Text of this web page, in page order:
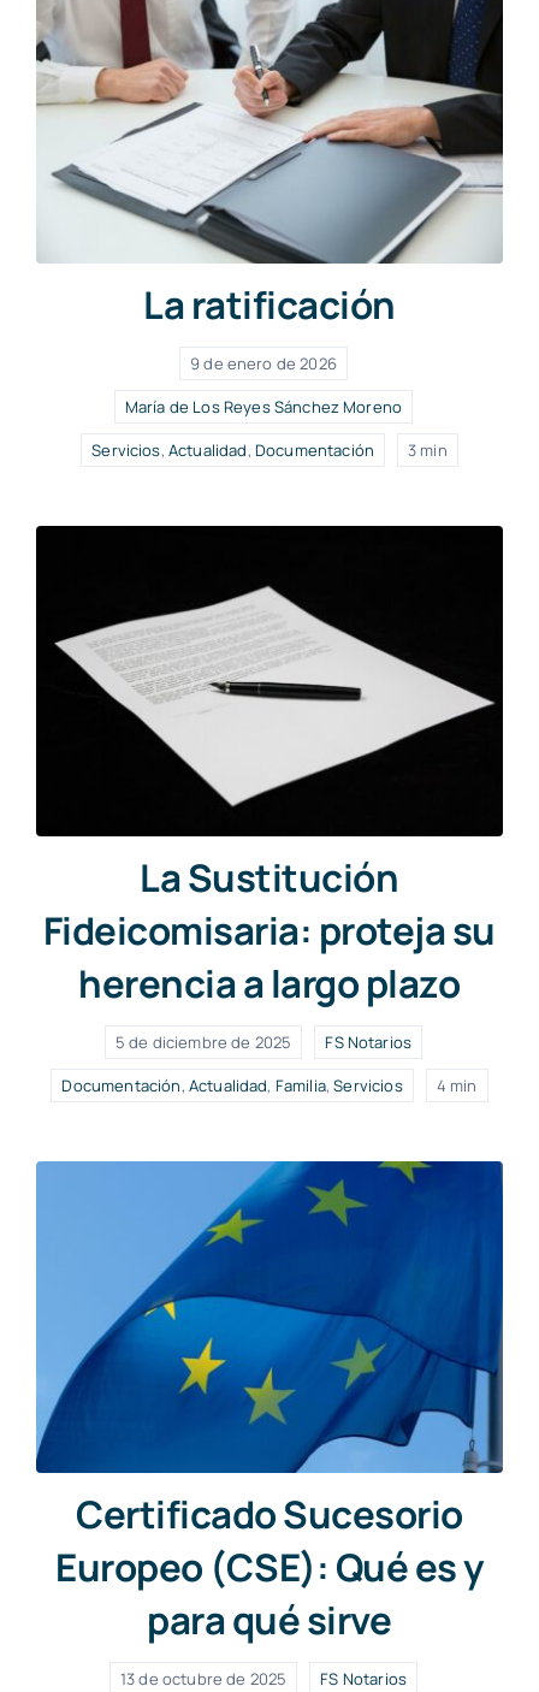
La ratificación
9 de enero de 2026
María de Los Reyes Sánchez Moreno
Servicios, Actualidad, Documentación 3 min
La Sustitución
Fideicomisaria: proteja su
herencia a largo plazo
5 de diciembre de 2025
FS Notarios
Documentación, Actualidad, Familia,Servicios 4 min
Certificado Sucesorio
Europeo (CSE): Qué es y
para qué sirve
13 de octubre de 2025
FS Notarios